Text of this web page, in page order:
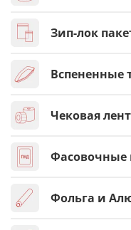
Зип-лок
Вспененные
Чековая
Фасовочные
Фольга и